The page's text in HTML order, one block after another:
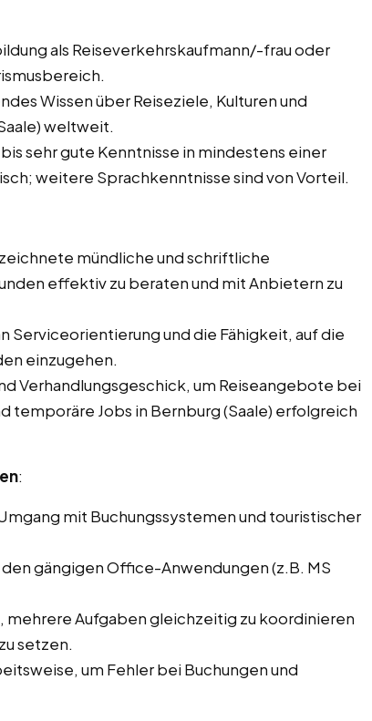
als Reiseverkehrskaufmann/-frau oder
Wissen über Reiseziele, Kulturen und
weltweit.
sehr gute Kenntnisse in mindestens einer
weitere Sprachkenntnisse sind von Vorteil.
mündliche und schriftliche
effektiv zu beraten und mit Anbietern zu
Serviceorientierung und die Fähigkeit, auf die
einzugehen.
Verhandlungsgeschick, um Reiseangebote bei
temporäre Jobs in Bernburg (Saale) erfolgreich
:
mit Buchungssystemen und touristischer
gängigen Office-Anwendungen (z.B. MS
mehrere Aufgaben gleichzeitig zu koordinieren
setzen.
um Fehler bei Buchungen und